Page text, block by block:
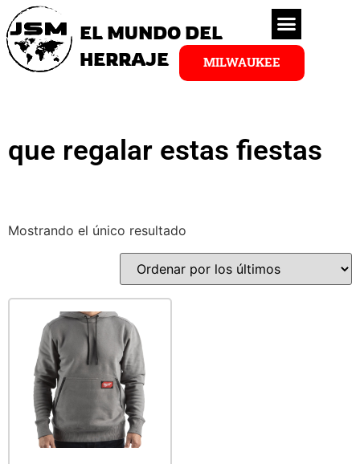
EL MUNDO DEL
HERRAJE
MILWAUKEE
que regalar estas fiestas
Mostrando el único resultado